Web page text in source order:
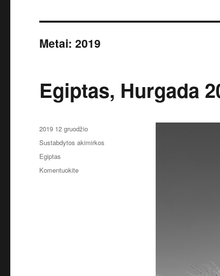
Metai:2019
Egiptas, Hurgada
Paskelbta
2019 12 gruodžio
Kategorijos
Sustabdytos akimirkos
Žymos
Egiptas
Komentuokiteįrašą